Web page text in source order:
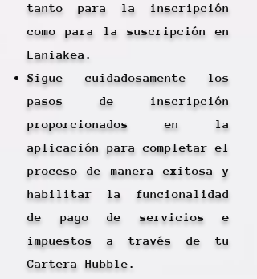
tanto para la inscripción
como para la suscripción en
Laniakea.
Sigue cuidadosamente los
pasos de inscripción
proporcionados en la
aplicación para completar el
proceso de manera exitosa y
habilitar la funcionalidad
de pago de servicios e
impuestos a través de tu
Cartera Hubble.